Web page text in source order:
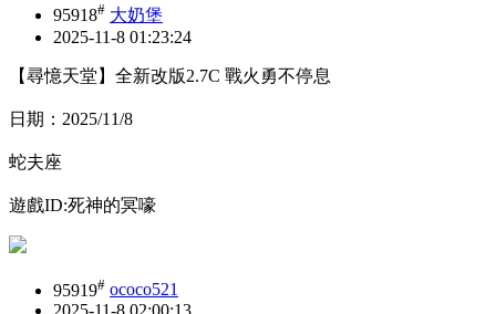
95918# 大奶堡
2025-11-8 01:23:24
【尋憶天堂】全新改版2.7C 戰火勇不停息
日期：2025/11/8
蛇夫座
遊戲ID:死神的冥嚎
95919# ococo521
2025-11-8 02:00:13